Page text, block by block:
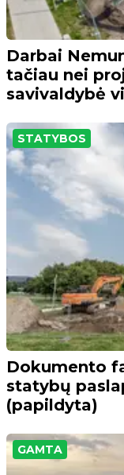
Darbai
tačiau nei
savivaldybė
STATYBOS
Dokumento
statybų
(papildyta)
GAMTA